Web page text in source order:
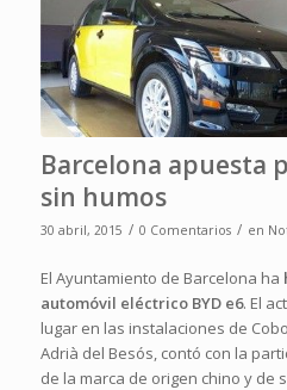
Barcelona apuesta
sin humos
30 abril, 2015 / 0 Comentarios / en
El Ayuntamiento de Barcelona ha
automóvil eléctrico BYD e6. El
lugar en las instalaciones de
Adrià del Besós, contó con la
de la marca de origen chino y de